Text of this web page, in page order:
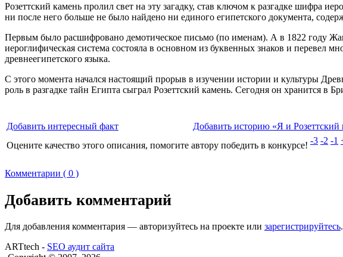
Розеттский камень пролил свет на эту загадку, став ключом к разгадке шифра
ни после него больше не было найдено ни единого египетского документа,
Первым было расшифровано демотическое письмо (по именам). А в 1822 году
иероглифическая система состояла в основном из буквенных знаков и перевел
древнеегипетского языка.
С этого момента начался настоящий прорыв в изучении истории и культуры
роль в разгадке тайн Египта сыграл Розеттский камень. Сегодня он хранится в
Добавить интересный факт Добавить историю «Я и Розеттский
Оцените качество этого описания, помогите автору победить в конкурсе! -3 -2 -1
Комментарии ( 0 )
Добавить комментарий
Для добавления комментария — авторизуйтесь на проекте или зарегистрируйтесь.
ARTtech - SEO аудит сайта